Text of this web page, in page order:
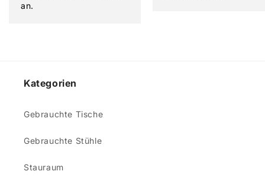
an.
Kategorien
Gebrauchte Tische
Gebrauchte Stühle
Stauraum